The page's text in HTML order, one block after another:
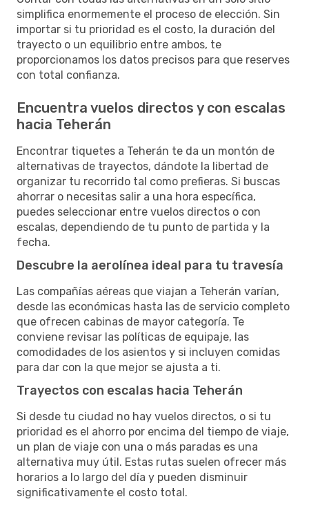
simplifica enormemente el proceso de elección. Sin
importar si tu prioridad es el costo, la duración del
trayecto o un equilibrio entre ambos, te
proporcionamos los datos precisos para que reserves
con total confianza.
Encuentra vuelos directos y con escalas
hacia Teherán
Encontrar tiquetes a Teherán te da un montón de
alternativas de trayectos, dándote la libertad de
organizar tu recorrido tal como prefieras. Si buscas
ahorrar o necesitas salir a una hora específica,
puedes seleccionar entre vuelos directos o con
escalas, dependiendo de tu punto de partida y la
fecha.
Descubre la aerolínea ideal para tu travesía
Las compañías aéreas que viajan a Teherán varían,
desde las económicas hasta las de servicio completo
que ofrecen cabinas de mayor categoría. Te
conviene revisar las políticas de equipaje, las
comodidades de los asientos y si incluyen comidas
para dar con la que mejor se ajusta a ti.
Trayectos con escalas hacia Teherán
Si desde tu ciudad no hay vuelos directos, o si tu
prioridad es el ahorro por encima del tiempo de viaje,
un plan de viaje con una o más paradas es una
alternativa muy útil. Estas rutas suelen ofrecer más
horarios a lo largo del día y pueden disminuir
significativamente el costo total.